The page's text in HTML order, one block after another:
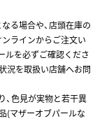
る場合や、店頭在庫の
ラインからご注文い
ルを必ずご確認くださ
況を取扱い店舗へお問
、色見が実物と若干異
(マザーオブパールな